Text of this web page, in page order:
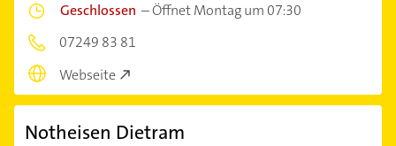
Geschlossen –Öffnet Montag um 07:30
07249 83 81
Webseite
Notheisen Dietram